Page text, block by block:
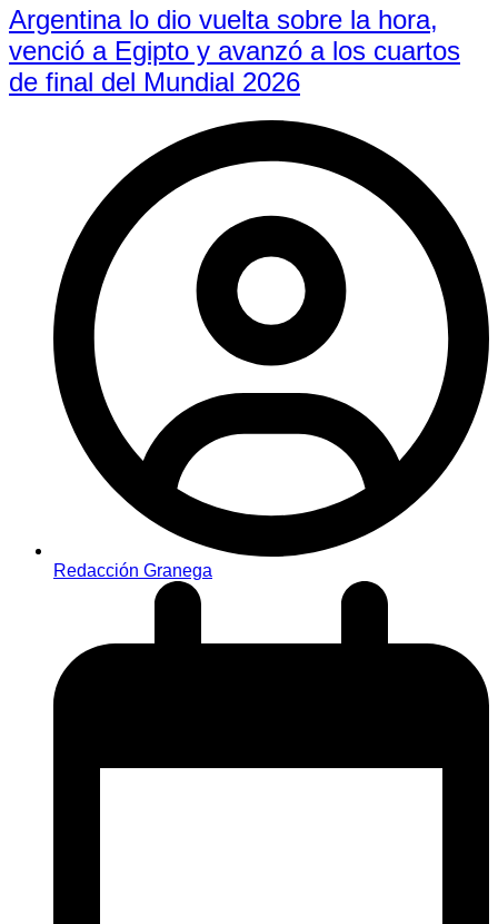
Argentina lo dio vuelta sobre la hora,
venció a Egipto y avanzó a los cuartos
de final del Mundial 2026
Redacción Granega